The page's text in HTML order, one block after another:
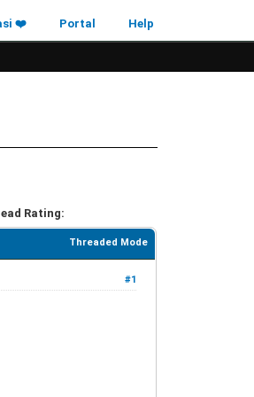
❤️ Portal Help
Rating:
Threaded Mode
#1